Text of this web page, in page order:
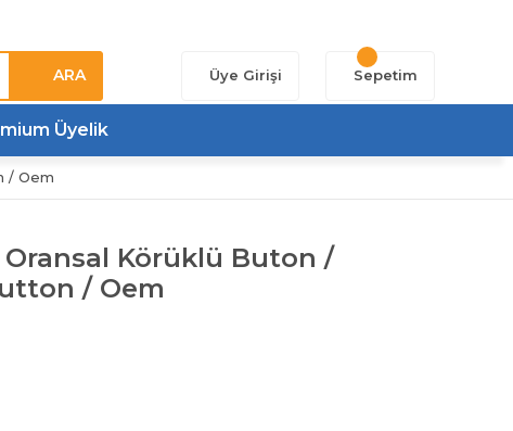
ARA Üye Girişi Sepetim
Üyelik
/ Oem
Oransal Körüklü Buton /
/ Oem